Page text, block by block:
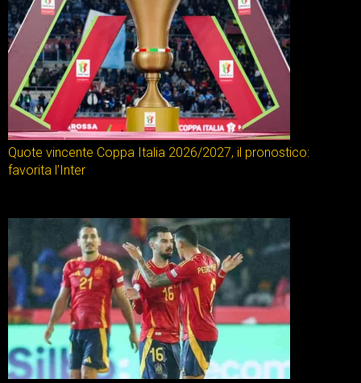
Quote vincente Coppa Italia 2026/2027, il pronostico:
favorita l’Inter